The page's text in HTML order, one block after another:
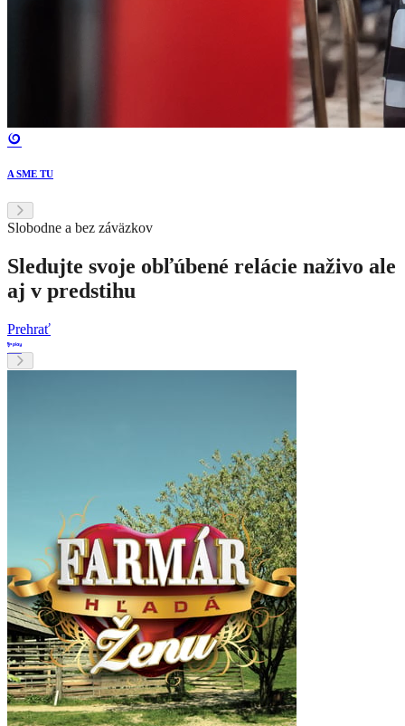
A SME TU
Slobodne a bez záväzkov
Sledujte svoje obľúbené relácie naživo ale
aj v predstihu
Prehrať